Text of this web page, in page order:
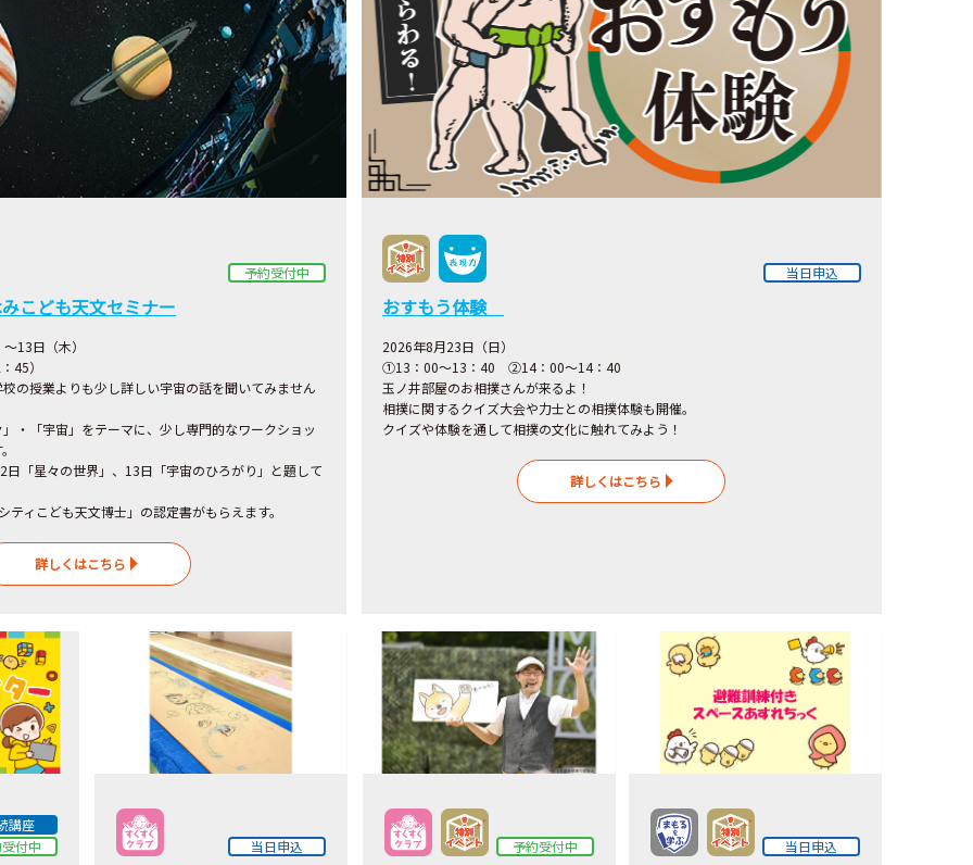
予約受付中
こども天文セミナー
13日（木）
45）
の授業よりも少し詳しい宇宙の話を聞いてみません
・「宇宙」をテーマに、少し専門的なワークショッ
日「星々の世界」、13日「宇宙のひろがり」と題して
ティこども天文博士」の認定書がもらえます。
詳しくはこちら
当日申込
おすもう体験
2026年8月23日（日）
①13：00～13：40 ②14：00～14：40
玉ノ井部屋のお相撲さんが来るよ！
相撲に関するクイズ大会や力士との相撲体験も開催。
クイズや体験を通して相撲の文化に触れてみよう！
詳しくはこちら
講座
付中
当日申込 予約受付中 当日申込